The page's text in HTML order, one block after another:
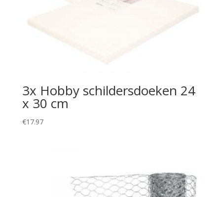
3x Hobby schildersdoeken 24
x 30 cm
€17.97